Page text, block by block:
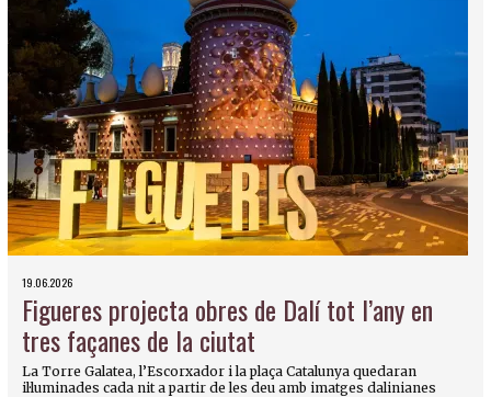
19.06.2026
Figueres projecta obres de Dalí tot l’any en
tres façanes de la ciutat
La Torre Galatea, l’Escorxador i la plaça Catalunya quedaran
il·luminades cada nit a partir de les deu amb imatges dalinianes